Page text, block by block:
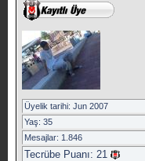
Üyelik tarihi: Jun 2007
Yaş: 35
Mesajlar: 1.846
Tecrübe Puanı: 21